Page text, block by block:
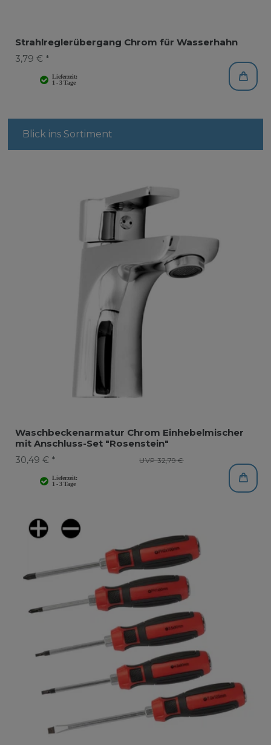
Strahlreglerübergang Chrom für Wasserhahn
3,79 € *
Blick ins Sortiment
Waschbeckenarmatur Chrom Einhebelmischer
mit Anschluss-Set "Rosenstein"
UVP 32,79 €
30,49 € *